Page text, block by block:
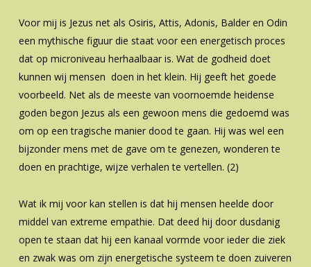
Voor mij is Jezus net als Osiris, Attis, Adonis, Balder en Odin
een mythische figuur die staat voor een energetisch proces
dat op microniveau herhaalbaar is. Wat de godheid doet
kunnen wij mensen doen in het klein. Hij geeft het goede
voorbeeld. Net als de meeste van voornoemde heidense
goden begon Jezus als een gewoon mens die gedoemd was
om op een tragische manier dood te gaan. Hij was wel een
bijzonder mens met de gave om te genezen, wonderen te
doen en prachtige, wijze verhalen te vertellen. (2)
Wat ik mij voor kan stellen is dat hij mensen heelde door
middel van extreme empathie. Dat deed hij door dusdanig
open te staan dat hij een kanaal vormde voor ieder die ziek
en zwak was om zijn energetische systeem te doen zuiveren